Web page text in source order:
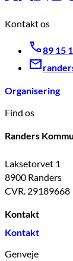
Kontakt os
89 15
Organisering
Find os
Randers
Laksetorvet 1
8900 Randers
CVR. 29189668
Kontakt
Kontakt
Genveje